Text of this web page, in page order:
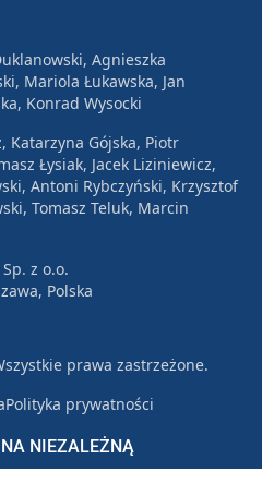
NIEZALEŻNĄ
Agnieszka
Mariola Łukawska, Jan
Konrad Wysocki
Katarzyna Gójska, Piotr
Łysiak, Jacek Liziniewicz,
Antoni Rybczyński, Krzysztof
Tomasz Teluk, Marcin
z o.o.
Polska
prawa zastrzeżone.
Polityka prywatności